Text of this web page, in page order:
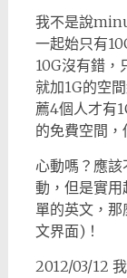
我不是說
一起始只有
10G沒有錯
就加1G的空
薦4個人才有
的免費空間，
心動嗎？應
動，但是實
單的英文，
文界面)！
2012/03/12